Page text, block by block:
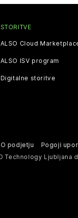
STORITVE
ALSO Cloud
ALSO ISV program
Digitalne storitve
O podjetju
Pogoji
Technology Ljubljana